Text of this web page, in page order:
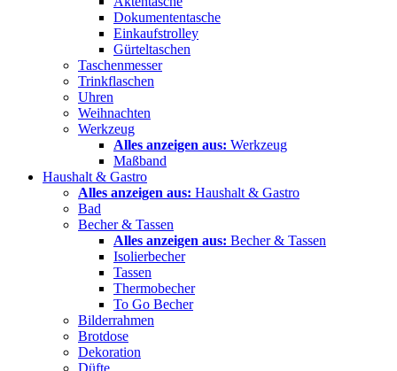
Dokumententasche
Einkaufstrolley
Gürteltaschen
Taschenmesser
Trinkflaschen
Uhren
Weihnachten
Werkzeug
Alles anzeigen aus: Werkzeug
Maßband
Haushalt & Gastro
Alles anzeigen aus: Haushalt & Gastro
Bad
Becher & Tassen
Alles anzeigen aus: Becher & Tassen
Isolierbecher
Tassen
Thermobecher
To Go Becher
Bilderrahmen
Brotdose
Dekoration
Düfte